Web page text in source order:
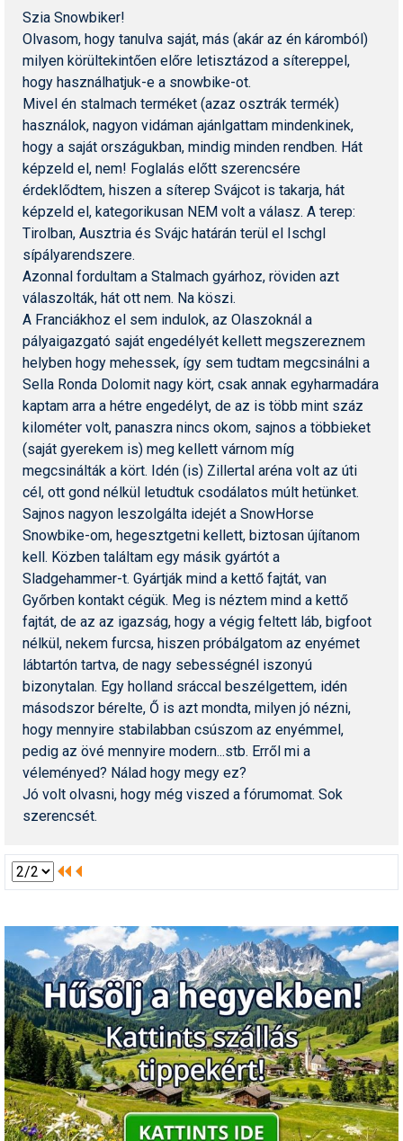
Szia Snowbiker!
Olvasom, hogy tanulva saját, más (akár az én káromból)
milyen körültekintően előre letisztázod a sítereppel,
hogy használhatjuk-e a snowbike-ot.
Mivel én stalmach terméket (azaz osztrák termék)
használok, nagyon vidáman ajánlgattam mindenkinek,
hogy a saját országukban, mindig minden rendben. Hát
képzeld el, nem! Foglalás előtt szerencsére
érdeklődtem, hiszen a síterep Svájcot is takarja, hát
képzeld el, kategorikusan NEM volt a válasz. A terep:
Tirolban, Ausztria és Svájc határán terül el Ischgl
sípályarendszere.
Azonnal fordultam a Stalmach gyárhoz, röviden azt
válaszolták, hát ott nem. Na köszi.
A Franciákhoz el sem indulok, az Olaszoknál a
pályaigazgató saját engedélyét kellett megszereznem
helyben hogy mehessek, így sem tudtam megcsinálni a
Sella Ronda Dolomit nagy kört, csak annak egyharmadára
kaptam arra a hétre engedélyt, de az is több mint száz
kilométer volt, panaszra nincs okom, sajnos a többieket
(saját gyerekem is) meg kellett várnom míg
megcsinálták a kört. Idén (is) Zillertal aréna volt az úti
cél, ott gond nélkül letudtuk csodálatos múlt hetünket.
Sajnos nagyon leszolgálta idejét a SnowHorse
Snowbike-om, hegesztgetni kellett, biztosan újítanom
kell. Közben találtam egy másik gyártót a
Sladgehammer-t. Gyártják mind a kettő fajtát, van
Győrben kontakt cégük. Meg is néztem mind a kettő
fajtát, de az az igazság, hogy a végig feltett láb, bigfoot
nélkül, nekem furcsa, hiszen próbálgatom az enyémet
lábtartón tartva, de nagy sebességnél iszonyú
bizonytalan. Egy holland sráccal beszélgettem, idén
másodszor bérelte, Ő is azt mondta, milyen jó nézni,
hogy mennyire stabilabban csúszom az enyémmel,
pedig az övé mennyire modern...stb. Erről mi a
véleményed? Nálad hogy megy ez?
Jó volt olvasni, hogy még viszed a fórumomat. Sok
szerencsét.